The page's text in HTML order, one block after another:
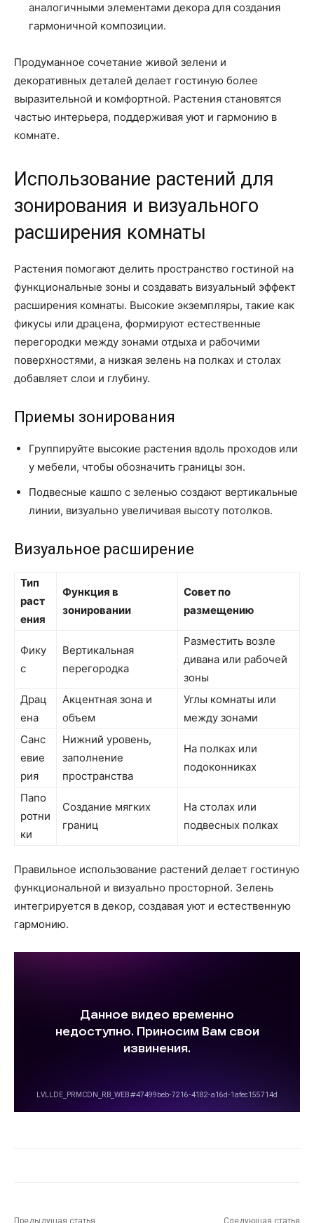
аналогичными элементами декора для создания
гармоничной композиции.
Продуманное сочетание живой зелени и
декоративных деталей делает гостиную более
выразительной и комфортной. Растения становятся
частью интерьера, поддерживая уют и гармонию в
комнате.
Использование растений для
зонирования и визуального
расширения комнаты
Растения помогают делить пространство гостиной на
функциональные зоны и создавать визуальный эффект
расширения комнаты. Высокие экземпляры, такие как
фикусы или драцена, формируют естественные
перегородки между зонами отдыха и рабочими
поверхностями, а низкая зелень на полках и столах
добавляет слои и глубину.
Приемы зонирования
Группируйте высокие растения вдоль проходов или
у мебели, чтобы обозначить границы зон.
Подвесные кашпо с зеленью создают вертикальные
линии, визуально увеличивая высоту потолков.
Визуальное расширение
Тип
раст
ения
Функция в
зонировании
Совет по
размещению
Фику
с
Вертикальная
перегородка
Разместить возле
дивана или рабочей
зоны
Драц
ена
Акцентная зона и
объем
Углы комнаты или
между зонами
Санс
евие
рия
Нижний уровень,
заполнение
пространства
На полках или
подоконниках
Папо
ротни
ки
Создание мягких
границ
На столах или
подвесных полках
Правильное использование растений делает гостиную
функциональной и визуально просторной. Зелень
интегрируется в декор, создавая уют и естественную
гармонию.
Предыдущая статья Следующая статья